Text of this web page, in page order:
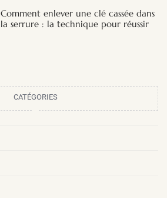
Comment enlever une clé cassée dans
la serrure : la technique pour réussir
CATÉGORIES